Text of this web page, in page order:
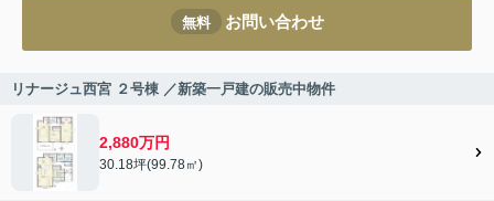
無料 お問い合わせ
リナージュ西宮 ２号棟 ／新築一戸建の販売中物件
2,880万円
30.18坪(99.78㎡)